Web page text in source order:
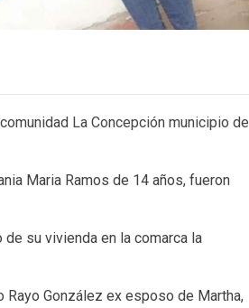
La Concepción municipio de
Maria Ramos de 14 años, fueron
su vivienda en la comarca la
González ex esposo de Martha,